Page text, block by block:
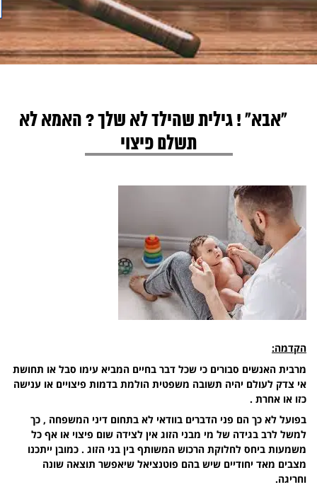
"אבא" ! גילית שהילד לא שלך ? האמא לא
תשלם פיצוי
הקדמה:
מרבית האנשים סבורים כי שכל דבר בחיים המביא עימו סבל או תחושת
אי צדק לעולם יהיה תשובה משפטית הולמת בדמות פיצויים או ענישה
כזו או אחרת .
בפועל לא כך הם פני הדברים בוודאי לא בתחום דיני המשפחה , כך
למשל לרב בגידה של מי מבני הזוג אין לצידה שום פיצוי או אף כל
משמעות ביחס לחלוקת הרכוש המשותף בין בני הזוג . כמובן ייתכנו
מצבים מאד יחודיים שיש בהם פוטנציאל שיאפשר תוצאה שונה
וחריגה.